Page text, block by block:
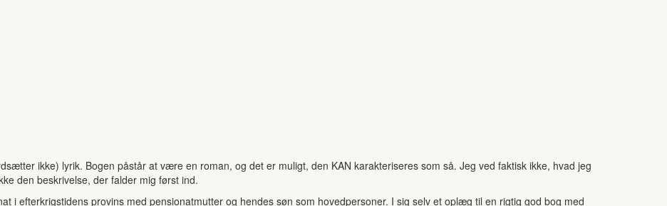
ikke) lyrik. Bogen påstår at være en roman, og det er muligt, den KAN karakteriseres som så. Jeg ved faktisk ikke, hvad jeg
den beskrivelse, der falder mig først ind.
i efterkrigstidens provins med pensionatmutter og hendes søn som hovedpersoner. I sig selv et oplæg til en rigtig god bog med